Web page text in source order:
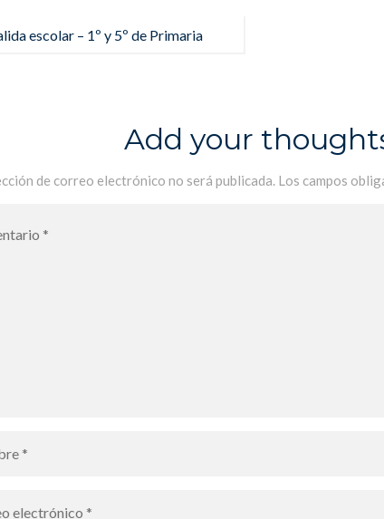
escolar – 1º y 5º de Primaria
Add your
de correo electrónico no será publicada. Los campos